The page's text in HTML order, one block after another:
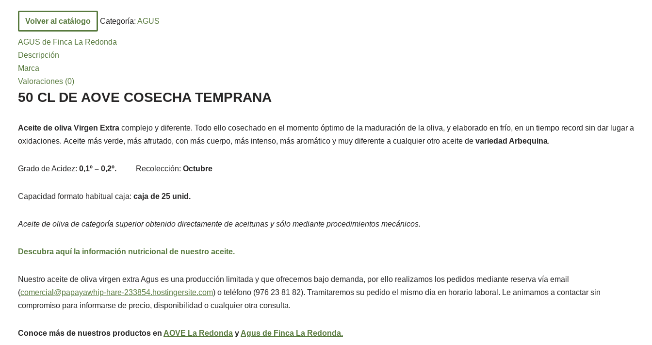
Volver al catálogo Categoría: AGUS
AGUS de Finca La Redonda
Descripción
Marca
Valoraciones (0)
50 CL DE AOVE COSECHA TEMPRANA
Aceite de oliva Virgen Extra complejo y diferente. Todo ello cosechado en el momento óptimo de la maduración de la oliva, y elaborado en frío, en un tiempo record sin dar lugar a
oxidaciones. Aceite más verde, más afrutado, con más cuerpo, más intenso, más aromático y muy diferente a cualquier otro aceite de variedad Arbequina.
Grado de Acidez: 0,1º – 0,2º. Recolección: Octubre
Capacidad formato habitual caja: caja de 25 unid.
Aceite de oliva de categoría superior obtenido directamente de aceitunas y sólo mediante procedimientos mecánicos.
Descubra aquí la información nutricional de nuestro aceite.
Nuestro aceite de oliva virgen extra Agus es una producción limitada y que ofrecemos bajo demanda, por ello realizamos los pedidos mediante reserva vía email
(comercial@papayawhip-hare-233854.hostingersite.com) o teléfono (976 23 81 82). Tramitaremos su pedido el mismo día en horario laboral. Le animamos a contactar sin
compromiso para informarse de precio, disponibilidad o cualquier otra consulta.
Conoce más de nuestros productos en AOVE La Redonda y Agus de Finca La Redonda.